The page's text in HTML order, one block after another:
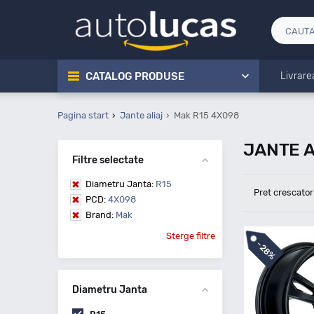
CATALOG PRODUSE
Pagina start Jante aliaj Mak R15 4X098
JANTE
Pret crescator
-28%
Filtre selectate
Diametru Janta: R15
PCD: 4X098
Brand: Mak
Sterge filtre
Diametru Janta